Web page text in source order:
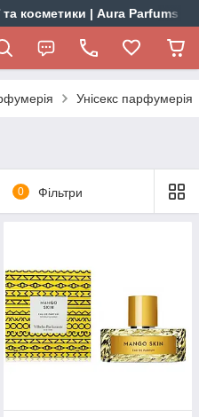
та косметики | Aura Parfums
Унісекс парфумерія
0 Фільтри